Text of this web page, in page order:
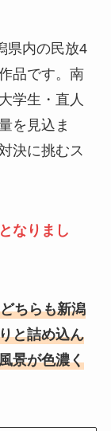
県内の民放4
品です。南
学生・直人
を見込ま
決に挑むス
なりまし
ちらも新潟
と詰め込ん
景が色濃く